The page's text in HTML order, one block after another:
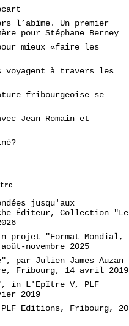
l’abîme. Un premier
pour Stéphane Berney
mieux «faire les
voyagent à travers les
fribourgeoise se
Jean Romain et
jusqu'aux
Éditeur, Collection "Le
projet "Format Mondial,
novembre 2025
par Julien James Auzan
Fribourg, 14 avril 2019
in L'Epître V, PLF
2019
Editions, Fribourg, 20